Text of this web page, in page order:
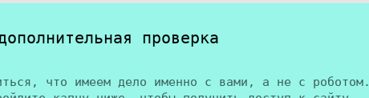
проверка
что имеем дело именно с вами, а не с роботом.